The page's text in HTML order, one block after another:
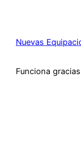
Nuevas
Funciona